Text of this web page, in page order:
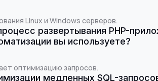
Linux и Windows серверов.
развертывания PHP-
вы используете?
оптимизацию запросов.
медленных SQL-